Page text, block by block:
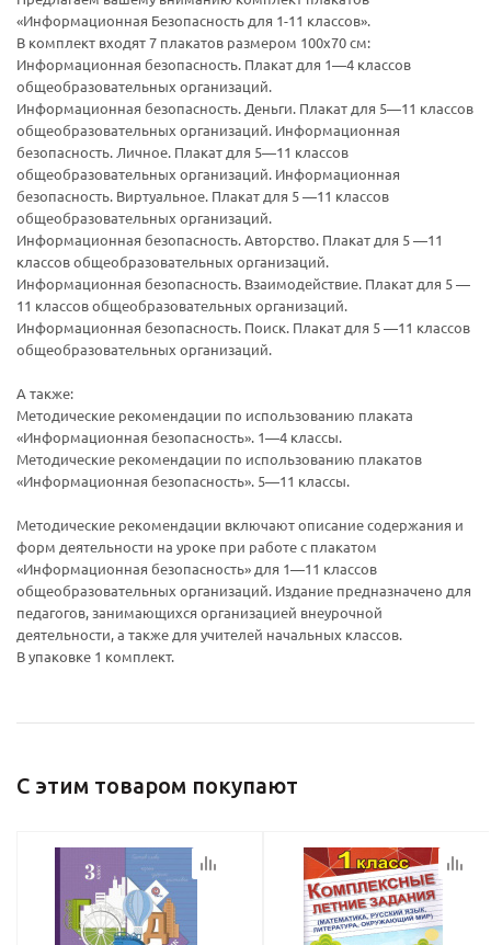
«Информационная Безопасность для 1-11 классов».
В комплект входят 7 плакатов размером 100х70 см:
Информационная безопасность. Плакат для 1—4 классов
общеобразовательных организаций.
Информационная безопасность. Деньги. Плакат для 5—11 классов
общеобразовательных организаций. Информационная
безопасность. Личное. Плакат для 5—11 классов
общеобразовательных организаций. Информационная
безопасность. Виртуальное. Плакат для 5 —11 классов
общеобразовательных организаций.
Информационная безопасность. Авторство. Плакат для 5 —11
классов общеобразовательных организаций.
Информационная безопасность. Взаимодействие. Плакат для 5 —
11 классов общеобразовательных организаций.
Информационная безопасность. Поиск. Плакат для 5 —11 классов
общеобразовательных организаций.
А также:
Методические рекомендации по использованию плаката
«Информационная безопасность». 1—4 классы.
Методические рекомендации по использованию плакатов
«Информационная безопасность». 5—11 классы.
Методические рекомендации включают описание содержания и
форм деятельности на уроке при работе с плакатом
«Информационная безопасность» для 1—11 классов
общеобразовательных организаций. Издание предназначено для
педагогов, занимающихся организацией внеурочной
деятельности, а также для учителей начальных классов.
В упаковке 1 комплект.
С этим товаром покупают
Ваш E-mail:
Ваш E-mail: